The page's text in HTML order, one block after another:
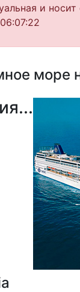
и носит
море